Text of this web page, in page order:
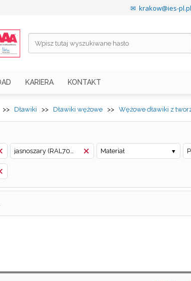
✉ krakow@ies-pl.pl
KARIERA KONTAKT
>> Dławiki >> Dławiki wężowe >> Wężowe dławiki z
jasnoszary (RAL7035) Materiał